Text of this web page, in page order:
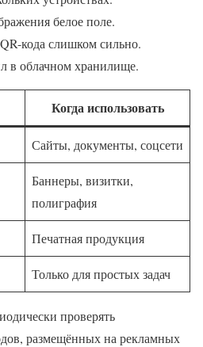
белое поле.
кода слишком сильно.
в облачном хранилище.
Когда использовать
Сайты, документы, соцсети
Баннеры, визитки,
полиграфия
Печатная продукция
Только для простых задач
проверять
размещённых на рекламных